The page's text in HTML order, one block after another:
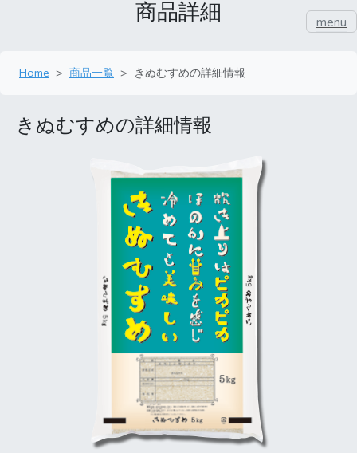
menu
商品詳細
Home 商品一覧 きぬむすめの詳細情報
きぬむすめの詳細情報